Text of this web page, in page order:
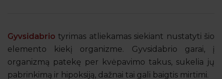
Gyvsidabrio tyrimas atliekamas siekiant nustatyti šio
elemento kiekį organizme. Gyvsidabrio garai, į
organizmą patekę per kvėpavimo takus, sukelia jų
pabrinkimą ir hipoksiją, dažnai tai gali baigtis mirtimi.